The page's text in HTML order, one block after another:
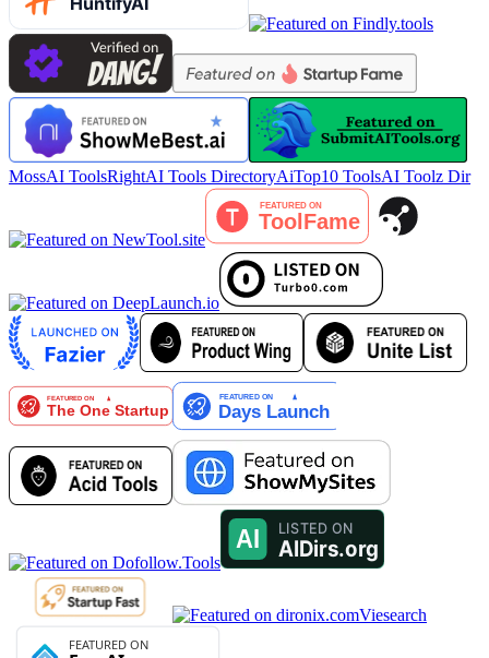
MossAI ToolsRightAI Tools DirectoryAiTop10 ToolsAI Toolz Dir
Viesearch